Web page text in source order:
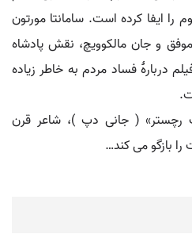
را ایفا کرده است. سامانتا مورتون
و جان مالکوویچ، نقش پادشاه
دربارهٔ فساد مردم به خاطر زیاده
رچستر» ( جانی دپ )، شاعر قرن
بازگو می کند…